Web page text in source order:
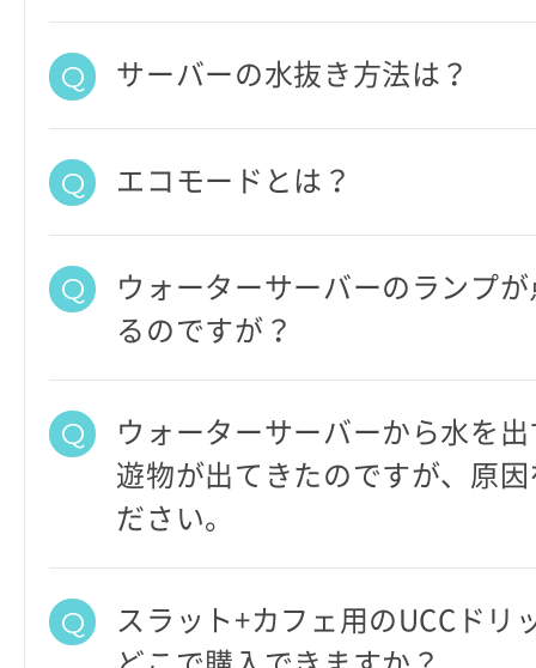
サーバーの水抜き方法は？
エコモードとは？
ウォーターサーバーのランプ
るのですが？
ウォーターサーバーから水を
遊物が出てきたのですが、原
ださい。
スラット+カフェ用のUCCドリ